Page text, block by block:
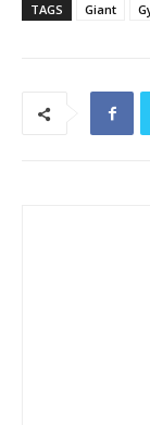
TAGS Giant